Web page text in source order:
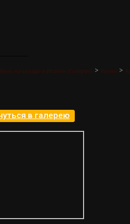
на складе в Италии (Галерея) > Кухни >
в галерею